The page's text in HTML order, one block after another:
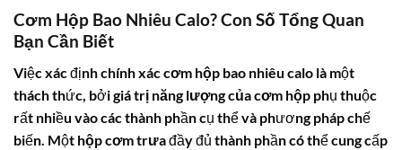
Cơm Hộp Bao Nhiêu Calo? Con Số Tổng Quan
Bạn Cần Biết
Việc xác định chính xáccơm hộp bao nhiêu calo là một
thách thức, bởigiá trị năng lượng của cơm hộp phụ thuộc
rất nhiều vào các thành phần cụ thể và phương pháp chế
biến. Một hộp cơm trưađầy đủ thành phần có thể cung cấp